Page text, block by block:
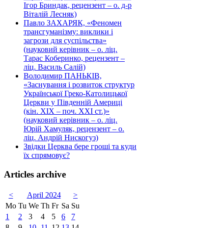
Ігор Бриндак, рецензент – о. д-р
Віталій Лесняк)
Павло ЗАХАРЯК, «Феномен
трансгуманізму: виклики і
загрози для суспільства»
(науковий керівник – о. ліц.
Тарас Коберинко, рецензент –
ліц. Василь Салій)
Володимир ПАНЬКІВ,
«Заснування і розвиток структур
Української Греко-Католицької
Церкви у Південній Америці
(кін. ХІХ – поч. ХХІ ст.)»
(науковий керівник – о. ліц.
Юрій Хамуляк, рецензент – о.
ліц. Андрій Нискогуз)
Звідки Церква бере гроші та куди
їх спрямовує?
Articles archive
< April 2024
>
Mo Tu We Th Fr Sa Su
1
2 3 4 5 6
7